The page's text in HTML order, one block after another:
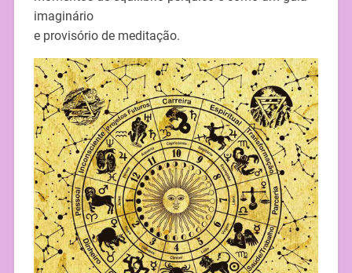
imaginário
e provisório de meditação.